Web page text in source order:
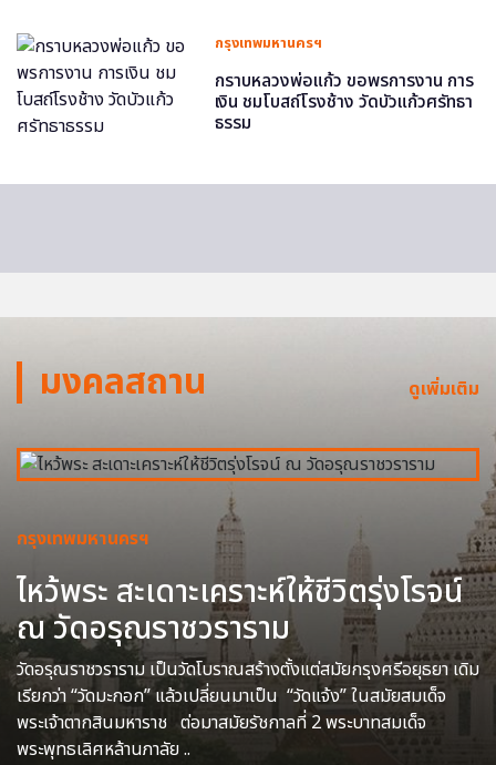
กรุงเทพมหานครฯ
กราบหลวงพ่อแก้ว ขอพรการงาน การ
เงิน ชมโบสถ์โรงช้าง วัดบัวแก้วศรัทธา
ธรรม
มงคลสถาน ดูเพิ่มเติม
กรุงเทพมหานครฯ
ไหว้พระ สะเดาะเคราะห์ให้ชีวิตรุ่งโรจน์
ณ วัดอรุณราชวราราม
วัดอรุณราชวราราม เป็นวัดโบราณสร้างตั้งแต่สมัยกรุงศรีอยุธยา เดิม
เรียกว่า “วัดมะกอก” แล้วเปลี่ยนมาเป็น “วัดแจ้ง” ในสมัยสมเด็จ
พระเจ้าตากสินมหาราช ต่อมาสมัยรัชกาลที่ 2 พระบาทสมเด็จ
พระพุทธเลิศหล้านภาลัย ..